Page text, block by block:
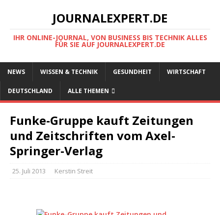
JOURNALEXPERT.DE
IHR ONLINE-JOURNAL, VON BUSINESS BIS TECHNIK ALLES
FÜR SIE AUF JOURNALEXPERT.DE
NEWS WISSEN & TECHNIK GESUNDHEIT WIRTSCHAFT
DEUTSCHLAND ALLE THEMEN
Funke-Gruppe kauft Zeitungen
und Zeitschriften vom Axel-
Springer-Verlag
25. Juli 2013 Kerstin Streit